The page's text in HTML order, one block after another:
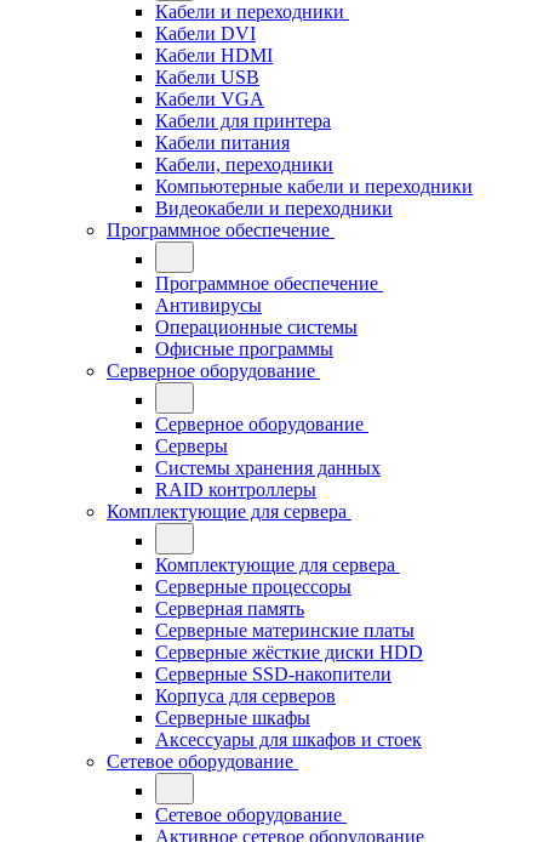
Кабели и переходники
Кабели DVI
Кабели HDMI
Кабели USB
Кабели VGA
Кабели для принтера
Кабели питания
Кабели, переходники
Компьютерные кабели и переходники
Видеокабели и переходники
Программное обеспечение
Программное обеспечение
Антивирусы
Операционные системы
Офисные программы
Серверное оборудование
Серверное оборудование
Серверы
Системы хранения данных
RAID контроллеры
Комплектующие для сервера
Комплектующие для сервера
Серверные процессоры
Серверная память
Серверные материнские платы
Серверные жёсткие диски HDD
Серверные SSD-накопители
Корпуса для серверов
Серверные шкафы
Аксессуары для шкафов и стоек
Сетевое оборудование
Сетевое оборудование
Активное сетевое оборудование